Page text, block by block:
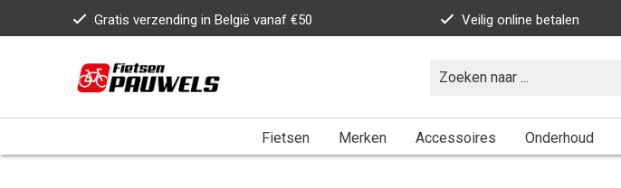
Gratis verzending in België vanaf €50 Veilig online betalen
Fietsen Merken Accessoires Onderhoud